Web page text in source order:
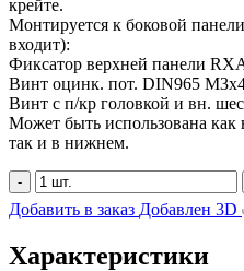
крейте.
Монтируется к боковой
входит):
Фиксатор верхней панели
Винт оцинк. пот. DIN965
Винт с п/кр головкой и вн.
Может быть использована
так и в нижнем.
-
Добавить в заказ Добавлен 3D
Характеристики